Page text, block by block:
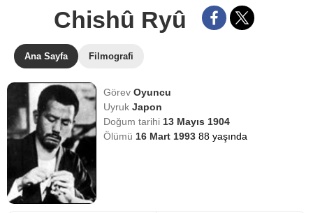
Chishû Ryû
Ana Sayfa Filmografi
GörevOyuncu
UyrukJapon
Doğum tarihi 13 Mayıs 1904
Ölümü 16 Mart 199388 yaşında